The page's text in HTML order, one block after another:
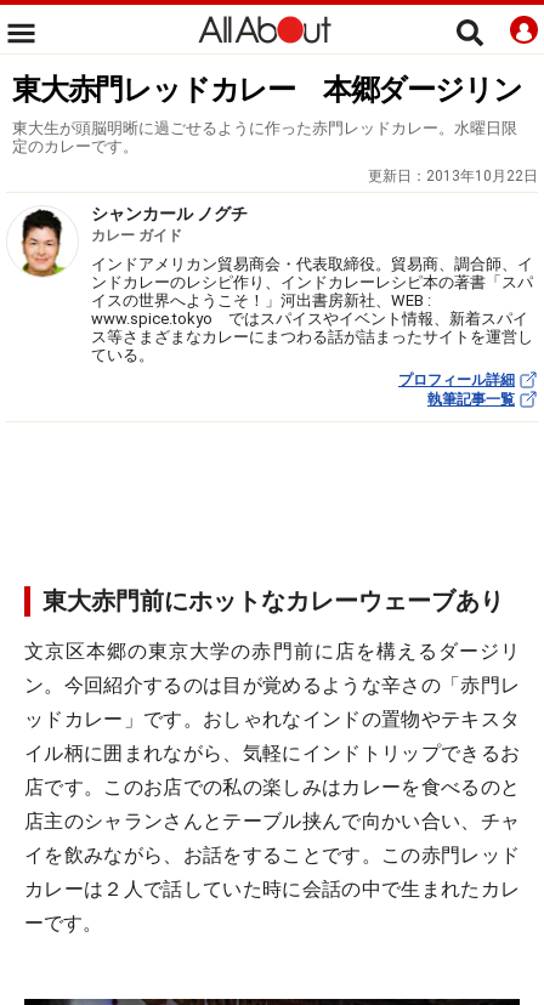
東大赤門レッドカレー 本郷ダージリン
東大生が頭脳明晰に過ごせるように作った赤門レッドカレー。水曜日限
定のカレーです。
更新日： 2013年10月22日
シャンカール ノグチ
カレー ガイド
インドアメリカン貿易商会・代表取締役。貿易商、調合師、イ
ンドカレーのレシピ作り、インドカレーレシピ本の著書「スパ
イスの世界へようこそ！」河出書房新社、WEB :
www.spice.tokyo ではスパイスやイベント情報、新着スパイ
ス等さまざまなカレーにまつわる話が詰まったサイトを運営し
ている。
プロフィール詳細
執筆記事一覧
東大赤門前にホットなカレーウェーブあり
文京区本郷の東京大学の赤門前に店を構えるダージリ
ン。今回紹介するのは目が覚めるような辛さの「赤門レ
ッドカレー」です。おしゃれなインドの置物やテキスタ
イル柄に囲まれながら、気軽にインドトリップできるお
店です。このお店での私の楽しみはカレーを食べるのと
店主のシャランさんとテーブル挟んで向かい合い、チャ
イを飲みながら、お話をすることです。この赤門レッド
カレーは２人で話していた時に会話の中で生まれたカレ
ーです。